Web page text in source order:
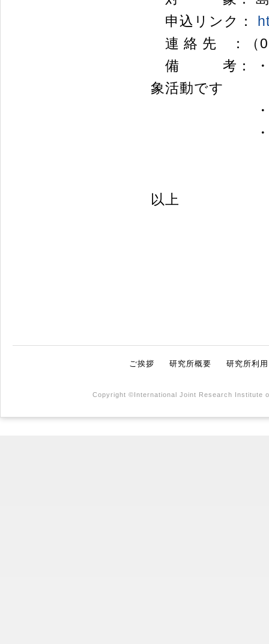
申込リンク：
連 絡 先 ：（
備 考： ・こ
象活動です
・参加者に
・感染症対
以上
ご挨拶 研究所概要 研究所利
Copyright ©International Joint Research Institute